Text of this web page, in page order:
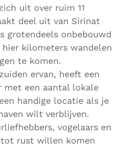
uit over ruim 11
deel uit van Sirinat
grotendeels onbebouwd
kilometers wandelen
te komen.
ervan, heeft een
met een aantal lokale
handige locatie als je
wilt verblijven.
vogelaars en
rust willen komen